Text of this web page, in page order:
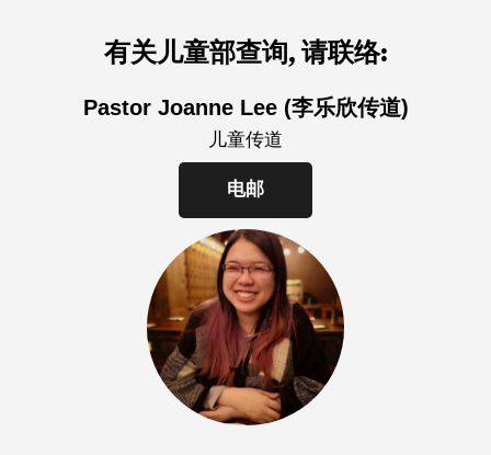
有关儿童部查询, 请联络:
Pastor Joanne Lee (李乐欣传道)
儿童传道
电邮